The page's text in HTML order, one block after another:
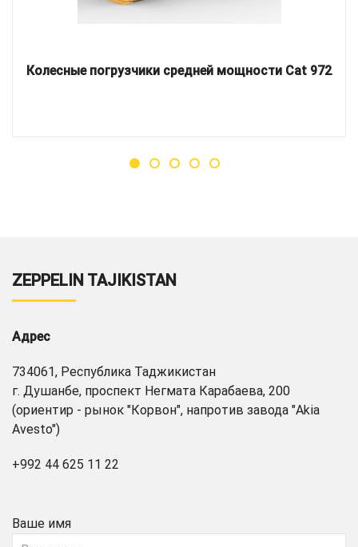
Колесные погрузчики средней мощности Cat 972
ZEPPELIN TAJIKISTAN
Адрес
734061, Республика Таджикистан
г. Душанбе, проспект Негмата Карабаева, 200
(ориентир - рынок "Корвон", напротив завода "Akia
Avesto")
+992 44 625 11 22
Ваше имя